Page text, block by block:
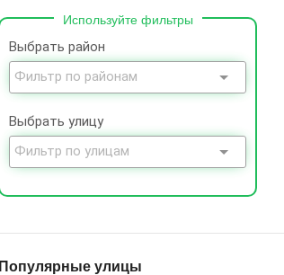
Используйте фильтры
Выбрать район
Выбрать улицу
Популярные улицы